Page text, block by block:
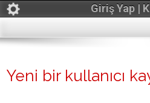
Giriş Yap |
Yeni bir kullanıcı